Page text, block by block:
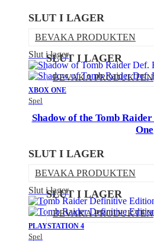
SLUT I LAGER
BEVAKA PRODUKTEN
Slut i lager
XBOX ONE
Spel
SLUT I LAGER
BEVAKA PRODUKTEN
Shadow of the Tomb
One
SLUT I LAGER
BEVAKA PRODUKTEN
Slut i lager
PLAYSTATION 4
Spel
SLUT I LAGER
BEVAKA PRODUKTEN